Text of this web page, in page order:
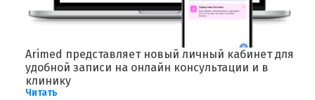
Arimed представляет новый личный кабинет для
удобной записи на онлайн консультации и в
клинику
Читать